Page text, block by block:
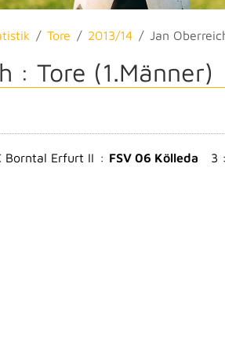
Tore 2013/14 Jan
: Tore (1.Männer)
Borntal Erfurt II : FSV 06 Kölleda 3